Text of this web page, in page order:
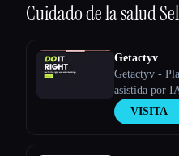
Cuidado de la salud
Getactyv
Getactyv -
asistida por
VISITA